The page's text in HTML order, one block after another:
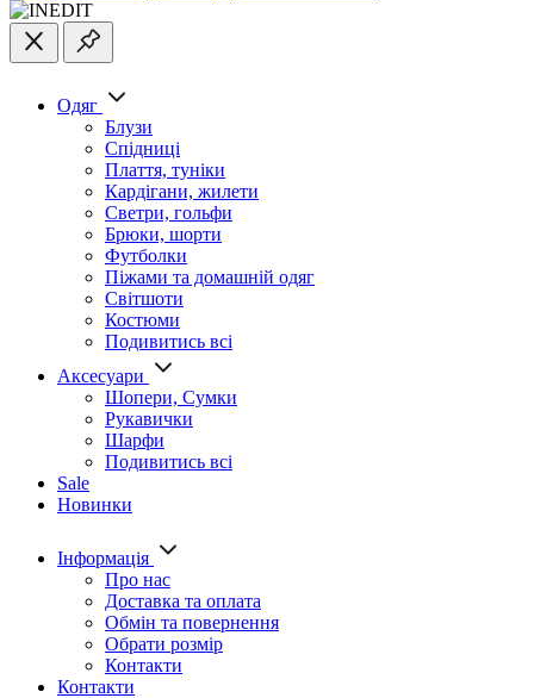
Одяг
Блузи
Спідниці
Плаття, туніки
Кардігани, жилети
Светри, гольфи
Брюки, шорти
Футболки
Піжами та домашній одяг
Світшоти
Костюми
Подивитись всі
Аксесуари
Шопери, Сумки
Рукавички
Шарфи
Подивитись всі
Sale
Новинки
Інформація
Про нас
Доставка та оплата
Обмін та повернення
Обрати розмір
Контакти
Контакти